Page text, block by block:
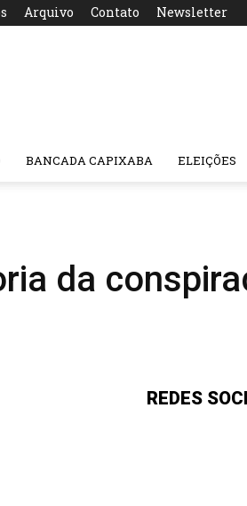
Arquivo Contato Newsletter
BANCADA CAPIXABA ELEIÇÕES
da
REDES